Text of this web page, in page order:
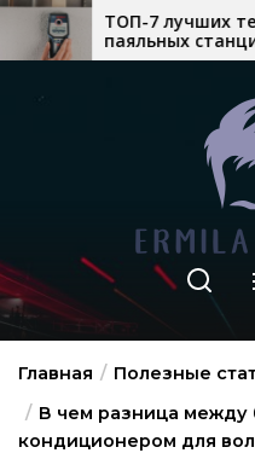
Перейти
термовоздушных
с феном для
Главная
Полезные
В чем разница между
кондиционером для